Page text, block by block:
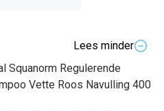
Lees minder
Squanorm Regulerende
Vette Roos Navulling 400